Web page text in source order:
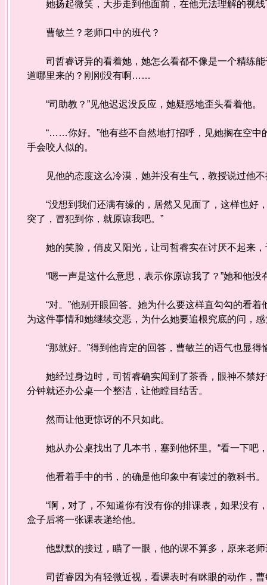
她扬起微笑，大步走到他面前，在他无法理解的视线
曹敏兰？老师口中的班代？
司哲睿讶异的看着她，她怎么看都不像是一个精练能
道哪里来的？刚刚没有啊……
“司助教？”见他迟迟没反应，她疑惑地歪头看着他。
“……你好。”他有些不自然地打招呼，见她搁在空中
手会咬人似的。
见他的态度这么冷漠，她并没有生气，教授说过他不
“没想到我们还满有缘的，居然又见面了，这样也好，
突了，冒犯到你，就原谅我吧。”
她的笑脸，俏皮又阳光，让司哲睿实在讨厌不起来，
“嗯一声是这什么意思，表示你原谅我了？”她和他没
“对。”他别开眼回答。她为什么要这样直勾勾的看着
为这件事情和她继续交恶，为什么她要追根究底的问，
“那就好。”得到他肯定的回答，曹敏兰的语气也显得
她经过身边时，司哲睿确实闻到了茶香，眼神不禁好
分钟就还办公桌一个整洁，让他瞠目结舌。
然而让他更惊讶的不只如此。
她从办公桌找出了几本书，塞到他怀里。“看一下吧
他看着手中的书，的确是他印象中有读过的教科书。
“啊，对了，不知道你有没有你的排课表，如果没有
盒子后将一张课表递给他。
他默默的接过，瞄了一眼，他的课不算多，原来老师
司哲睿因为有轻微近视，看课表时有眯眼的动作，曹